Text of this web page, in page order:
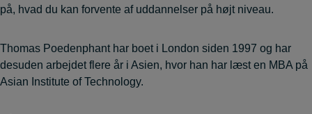
på, hvad du kan forvente af uddannelser på højt niveau.
Thomas Poedenphant har boet i London siden 1997 og har
desuden arbejdet flere år i Asien, hvor han har læst en MBA på
Asian Institute of Technology.